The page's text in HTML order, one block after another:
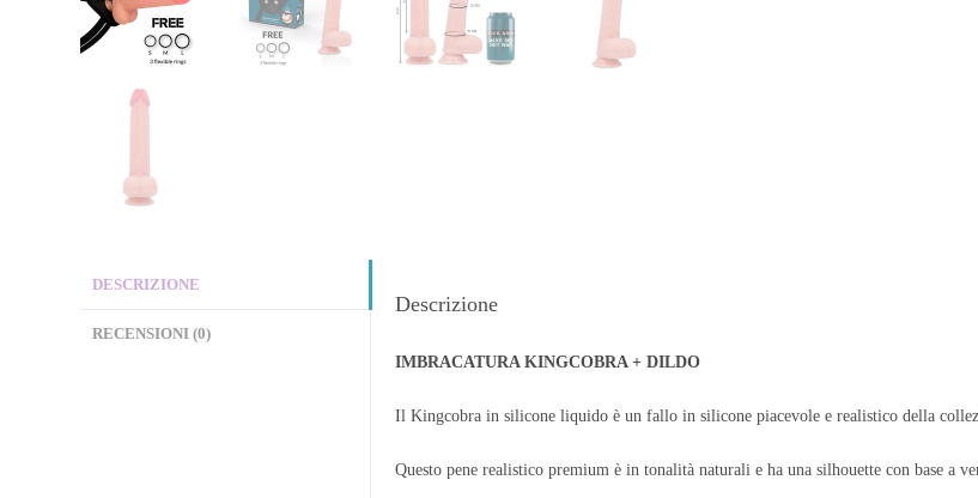
DESCRIZIONE
RECENSIONI (0)
Descrizione
IMBRACATURA KINGCOBRA + DILDO
Il Kingcobra in silicone liquido è un fallo in silicone piacevole e realistico della
Questo pene realistico premium è in tonalità naturali e ha una silhouette con base a